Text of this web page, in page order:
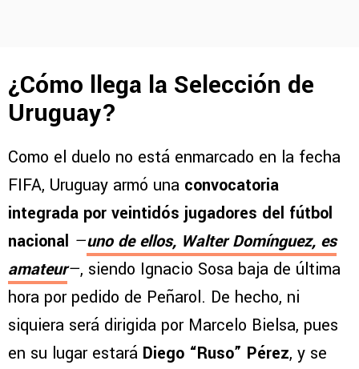
¿Cómo llega la Selección de
Uruguay?
Como el duelo no está enmarcado en la fecha
FIFA, Uruguay armó una convocatoria
integrada por veintidós jugadores del fútbol
nacional —uno de ellos, Walter Domínguez, es
amateur—, siendo Ignacio Sosa baja de última
hora por pedido de Peñarol. De hecho, ni
siquiera será dirigida por Marcelo Bielsa, pues
en su lugar estará Diego “Ruso” Pérez, y se